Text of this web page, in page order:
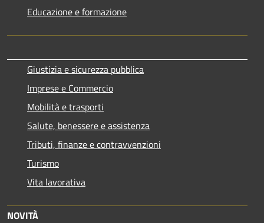
Educazione e formazione
Giustizia e sicurezza pubblica
Imprese e Commercio
Mobilità e trasporti
Salute, benessere e assistenza
Tributi, finanze e contravvenzioni
Turismo
Vita lavorativa
NOVITÀ